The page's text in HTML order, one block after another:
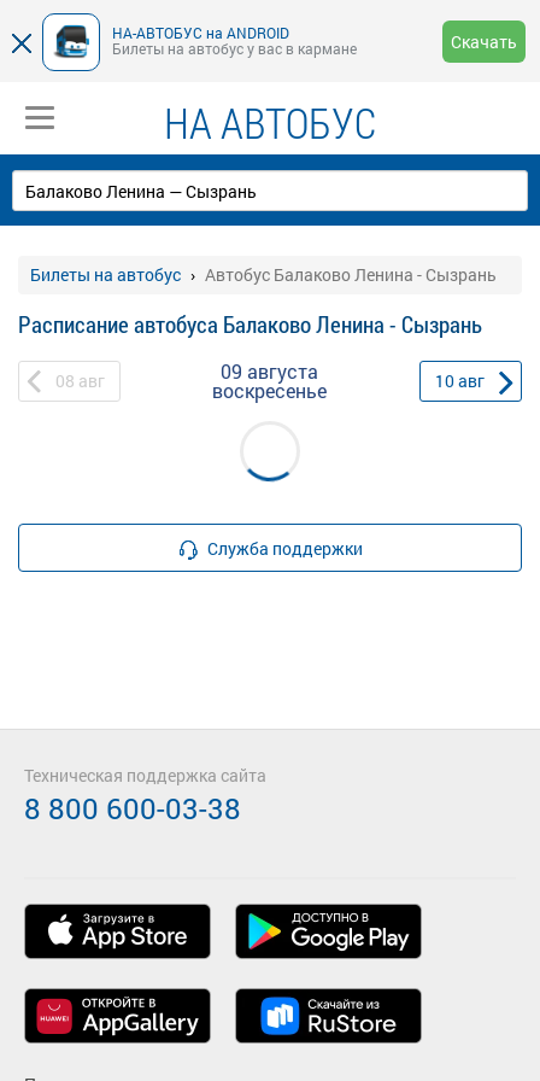
НА-АВТОБУС на ANDROID
Билеты на автобус у вас в кармане
Скачать
НА АВТОБУС
Билеты на автобус Автобус Балаково Ленина - Сызрань
Расписание автобуса Балаково Ленина - Сызрань
08 авг 09 августа
воскресенье 10авг
Служба поддержки
Техническая поддержка сайта
8 800 600-03-38